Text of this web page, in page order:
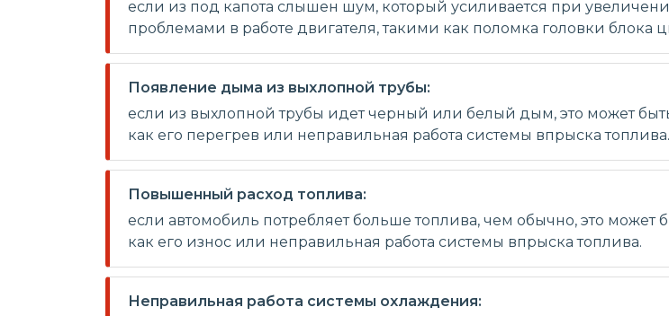
если из под капота слышен шум, который усиливается при
проблемами в работе двигателя, такими как поломка головки блока
Появление дыма из выхлопной трубы:
если из выхлопной трубы идет черный или белый дым, это может
как его перегрев или неправильная работа системы впрыска топлива.
Повышенный расход топлива:
если автомобиль потребляет больше топлива, чем обычно, это может
как его износ или неправильная работа системы впрыска топлива.
Неправильная работа системы охлаждения: